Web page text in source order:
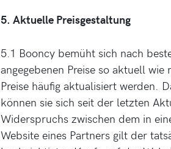
5. Aktuelle Preisgestaltung
5.1 Booncy bemüht sich nach
angegebenen Preise so aktuell
Preise häufig aktualisiert werden.
können sie sich seit der letzten
Widerspruchs zwischen dem in
Website eines Partners gilt der